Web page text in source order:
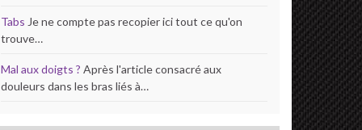
Tabs Je ne compte pas recopier ici tout ce qu'on
trouve…
Mal aux doigts ? Après l'article consacré aux
douleurs dans les bras liés à…